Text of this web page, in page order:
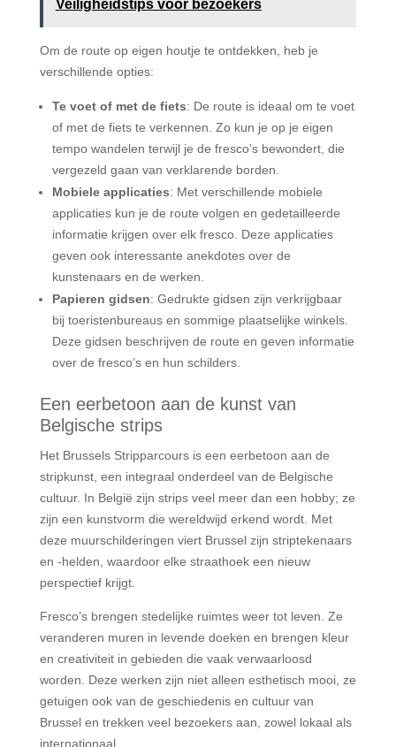
Veiligheidstips voor bezoekers
Om de route op eigen houtje te ontdekken, heb je
verschillende opties:
Te voet of met de fiets: De route is ideaal om te voet
of met de fiets te verkennen. Zo kun je op je eigen
tempo wandelen terwijl je de fresco’s bewondert, die
vergezeld gaan van verklarende borden.
Mobiele applicaties: Met verschillende mobiele
applicaties kun je de route volgen en gedetailleerde
informatie krijgen over elk fresco. Deze applicaties
geven ook interessante anekdotes over de
kunstenaars en de werken.
Papieren gidsen: Gedrukte gidsen zijn verkrijgbaar
bij toeristenbureaus en sommige plaatselijke winkels.
Deze gidsen beschrijven de route en geven informatie
over de fresco’s en hun schilders.
Een eerbetoon aan de kunst van
Belgische strips
Het Brussels Stripparcours is een eerbetoon aan de
stripkunst, een integraal onderdeel van de Belgische
cultuur. In België zijn strips veel meer dan een hobby; ze
zijn een kunstvorm die wereldwijd erkend wordt. Met
deze muurschilderingen viert Brussel zijn striptekenaars
en -helden, waardoor elke straathoek een nieuw
perspectief krijgt.
Fresco’s brengen stedelijke ruimtes weer tot leven. Ze
veranderen muren in levende doeken en brengen kleur
en creativiteit in gebieden die vaak verwaarloosd
worden. Deze werken zijn niet alleen esthetisch mooi, ze
getuigen ook van de geschiedenis en cultuur van
Brussel en trekken veel bezoekers aan, zowel lokaal als
internationaal.